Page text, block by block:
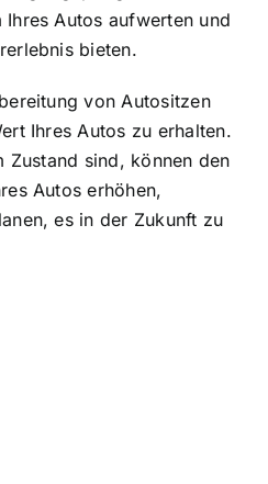
Ihres Autos aufwerten und
bieten.
von Autositzen
Ihres Autos zu erhalten.
Zustand sind, können den
Autos erhöhen,
es in der Zukunft zu